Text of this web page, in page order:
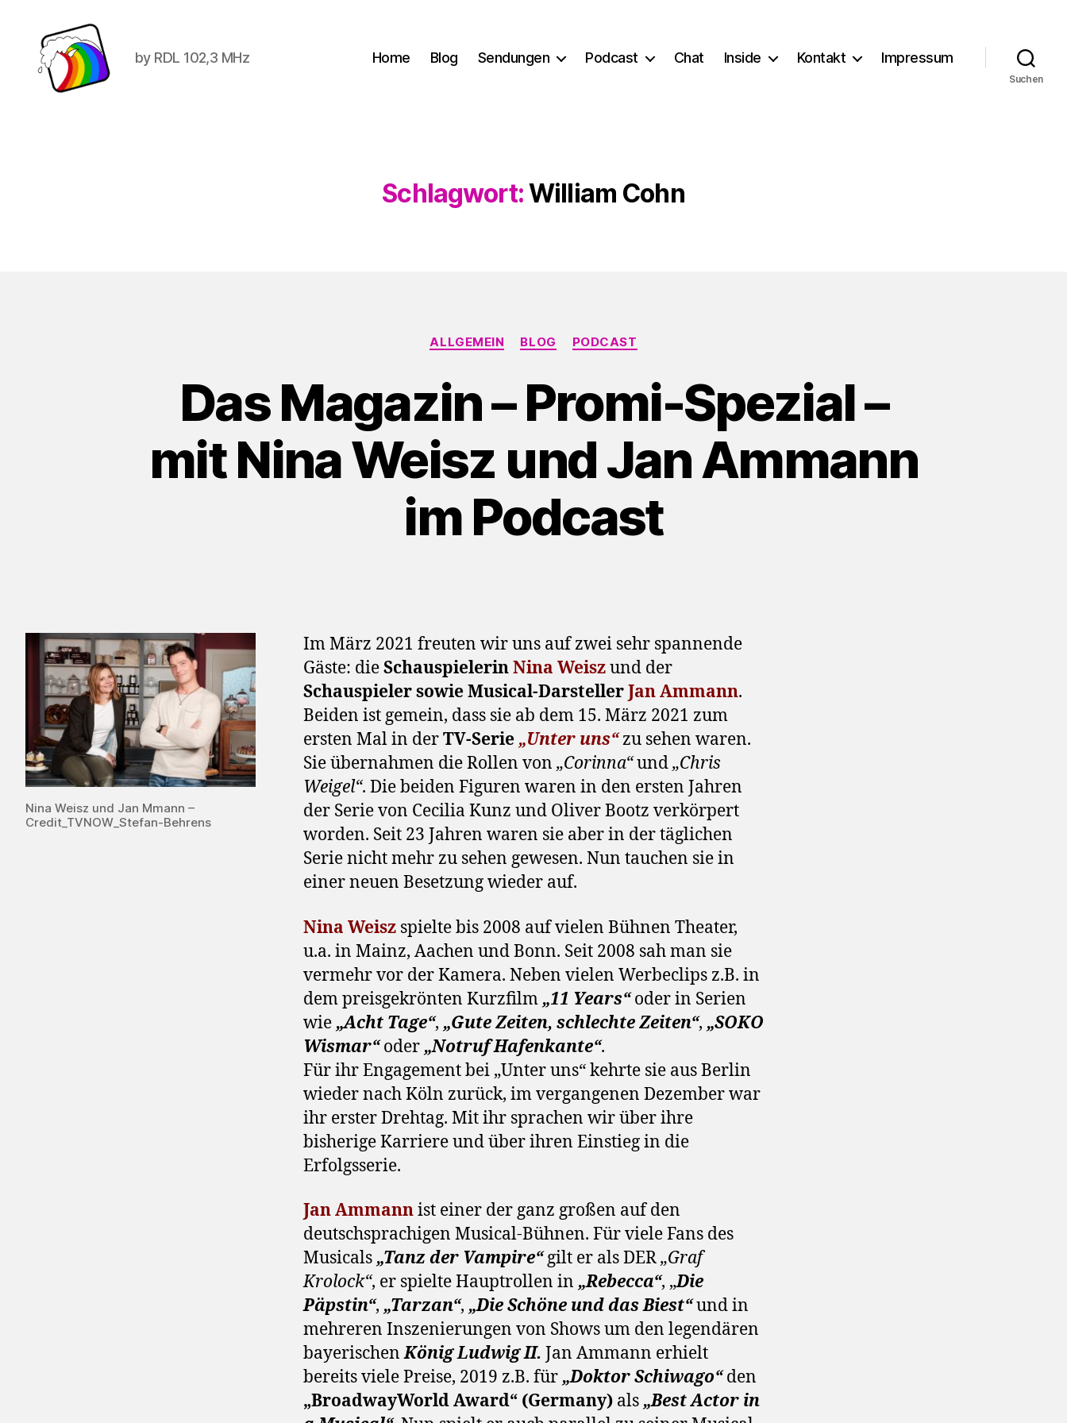
by RDL 102,3 MHz Home Blog Sendungen Podcast Chat Inside Kontakt Impressum
Suchen
Schlagwort:William Cohn
Kategorien
ALLGEMEIN BLOG PODCAST
Das Magazin – Promi-Spezial –
mit Nina Weisz und Jan Ammann
im Podcast
Nina Weisz und Jan Mmann –
Credit_TVNOW_Stefan-Behrens
Im März 2021 freuten wir uns auf zwei sehr spannende
Gäste: dieSchauspielerinNina Weiszund der
Schauspieler sowie Musical-DarstellerJan Ammann.
Beiden ist gemein, dass sie ab dem 15. März 2021 zum
ersten Mal in derTV-Serie „Unter uns“zu sehen waren.
Sie übernahmen die Rollen von „Corinna“und„Chris
Weigel“. Die beiden Figuren waren in den ersten Jahren
der Serie von Cecilia Kunz und Oliver Bootz verkörpert
worden. Seit 23 Jahren waren sie aber in der täglichen
Serie nicht mehr zu sehen gewesen. Nun tauchen sie in
einer neuen Besetzung wieder auf.
Nina Weisz spielte bis 2008 auf vielen Bühnen Theater,
u.a. in Mainz, Aachen und Bonn. Seit 2008 sah man sie
vermehr vor der Kamera. Neben vielen Werbeclips z.B. in
dem preisgekrönten Kurzfilm „11 Years“ oder in Serien
wie „Acht Tage“, „Gute Zeiten, schlechte Zeiten“, „SOKO
Wismar“oder „Notruf Hafenkante“.
Für ihr Engagement bei „Unter uns“ kehrte sie aus Berlin
wieder nach Köln zurück, im vergangenen Dezember war
ihr erster Drehtag. Mit ihr sprachen wir über ihre
bisherige Karriere und über ihren Einstieg in die
Erfolgsserie.
Jan Ammannist einer der ganz großen auf den
deutschsprachigen Musical-Bühnen. Für viele Fans des
Musicals „Tanz der Vampire“gilt er als DER„Graf
Krolock“, er spielte Hauptrollen in „Rebecca“, „Die
Päpstin“, „Tarzan“, „Die Schöne und das Biest“und in
mehreren Inszenierungen von Shows um den legendären
bayerischenKönig Ludwig II. Jan Ammann erhielt
bereits viele Preise, 2019 z.B. für „Doktor Schiwago“den
„BroadwayWorld Award“ (Germany) als „Best Actor in